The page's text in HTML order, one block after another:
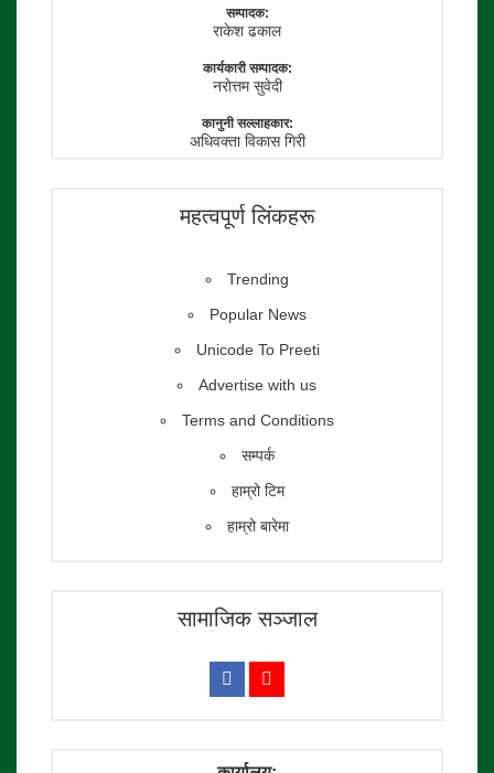
सम्पादक:
राकेश ढकाल
कार्यकारी सम्पादक:
नराेत्तम सुवेदी
कानुनी सल्लाहकार:
अधिवक्ता विकास गिरी
महत्वपूर्ण लिंकहरू
Trending
Popular News
Unicode To Preeti
Advertise with us
Terms and Conditions
सम्पर्क
हाम्रो टिम
हाम्रो बारेमा
सामाजिक सञ्जाल